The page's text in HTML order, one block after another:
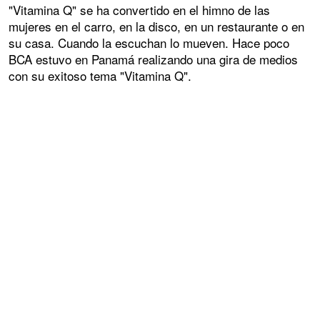
"Vitamina Q" se ha convertido en el himno de las
mujeres en el carro, en la disco, en un restaurante o en
su casa. Cuando la escuchan lo mueven. Hace poco
BCA estuvo en Panamá realizando una gira de medios
con su exitoso tema "Vitamina Q".